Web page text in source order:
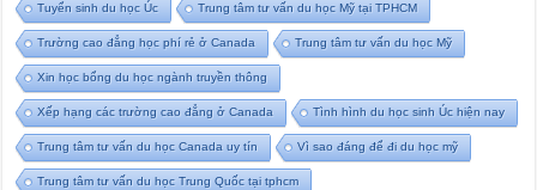
Tuyển sinh du học Úc Trung tâm tư vấn du học Mỹ tại TPHCM
Trường cao đẳng học phí rẻ ở Canada Trung tâm tư vấn du học Mỹ
Xin học bổng du học ngành truyền thông
Xếp hạng các trường cao đẳng ở Canada Tình hình du học sinh Úc hiện nay
Trung tâm tư vấn du học Canada uy tín Vì sao đáng để đi du học mỹ
Trung tâm tư vấn du học Trung Quốc tại tphcm